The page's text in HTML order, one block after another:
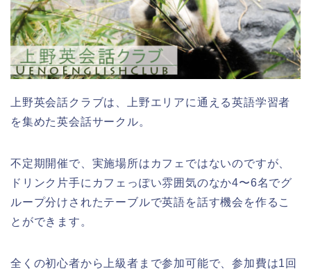
上野英会話クラブは、上野エリアに通える英語学習者
を集めた英会話サークル。
不定期開催で、実施場所はカフェではないのですが、
ドリンク片手にカフェっぽい雰囲気のなか4〜6名でグ
ループ分けされたテーブルで英語を話す機会を作るこ
とができます。
全くの初心者から上級者まで参加可能で、参加費は1回